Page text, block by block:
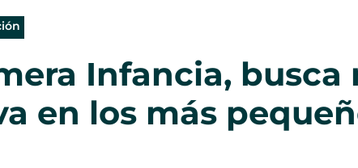
Infancia, busca
en los más